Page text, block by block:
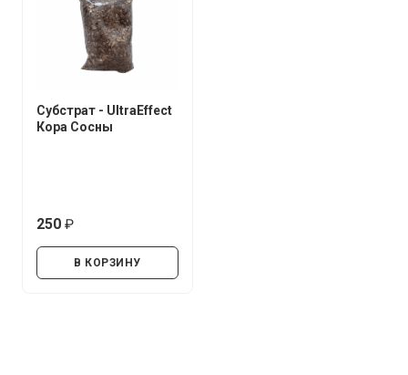
Субстрат - UltraEffect
Кора Сосны
250
В КОРЗИНУ